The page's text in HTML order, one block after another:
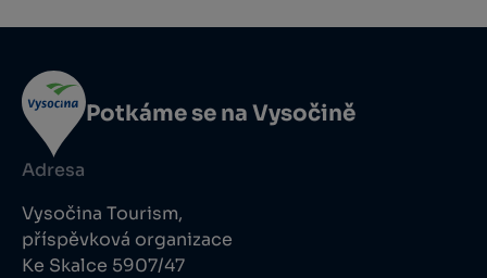
Potkáme se na Vysočině
Adresa
Vysočina Tourism,
příspěvková organizace
Ke Skalce 5907/47